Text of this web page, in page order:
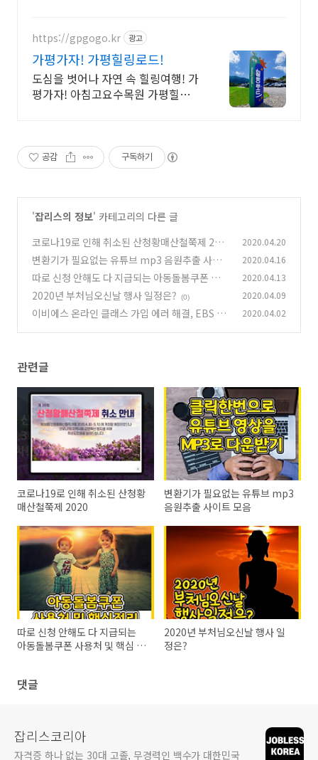
https://gpgogo.kr 광고
가평가자! 가평힐링로드!
도심을 벗어나 자연 속 힐링여행! 가
평가자! 아침고요수목원 가평힐링로
공감 구독하기
'잡리스의 정보' 카테고리의 다른 글
코로나19로 인해 취소된 산청황매산철쭉제 202
0 (0)
2020.04.20
변환기가 필요없는 유튜브 mp3 음원추출 사이
트 모음
(0)
2020.04.16
따로 신청 안해도 다 지급되는 아동돌봄쿠폰 사용
처 및 핵심 정리
(0)
2020.04.13
2020년 부처님오신날 행사 일정은? (0) 2020.04.09
이비에스 온라인 클래스 가입 에러 해결, EBS 수
2020.04.02
관련글
코로나19로 인해 취소된 산청황
매산철쭉제 2020
변환기가 필요없는 유튜브 mp3
음원추출 사이트 모음
따로 신청 안해도 다 지급되는
아동돌봄쿠폰 사용처 및 핵심 정
2020년 부처님오신날 행사 일
정은?
댓글
잡리스코리아
자격증 하나 없는 30대 고졸, 무경력인 백수가 대한민국